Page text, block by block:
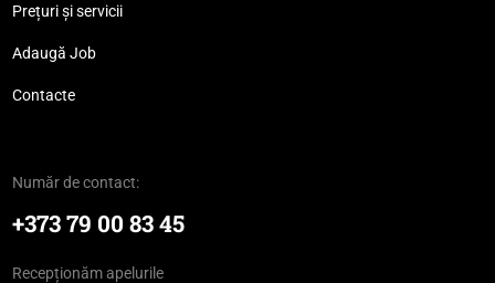
Prețuri și servicii
Adaugă Job
Contacte
Număr de contact:
+373 79 00 83 45
Recepționăm apelurile